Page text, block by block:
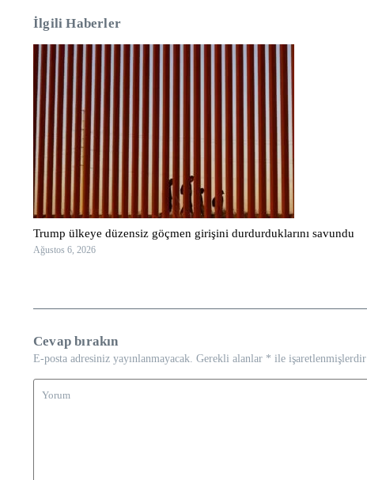
İlgili Haberler
Trump ülkeye düzensiz göçmen girişini durdurduklarını savundu
Ağustos 6, 2026
Cevap bırakın
E-posta adresiniz yayınlanmayacak. Gerekli alanlar * ile işaretlenmişlerdir